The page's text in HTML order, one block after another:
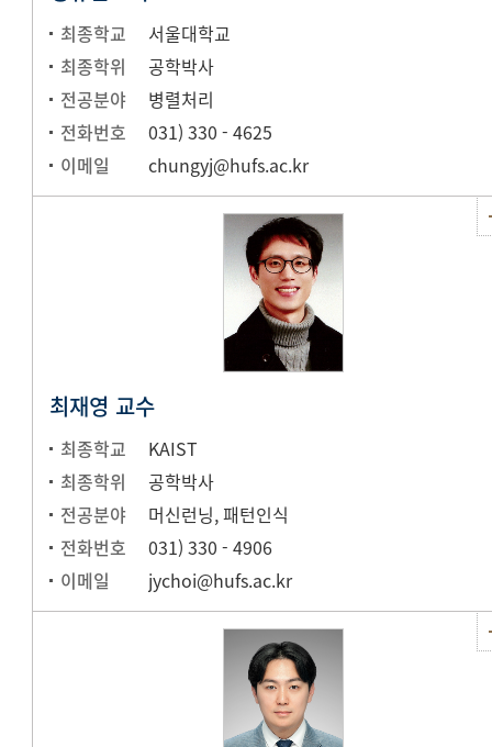
최종학교
서울대학교
최종학위
공학박사
전공분야
병렬처리
전화번호
031) 330 - 4625
이메일
chungyj@hufs.ac.kr
최재영 교수
최종학교
KAIST
최종학위
공학박사
전공분야
머신런닝, 패턴인식
전화번호
031) 330 - 4906
이메일
jychoi@hufs.ac.kr